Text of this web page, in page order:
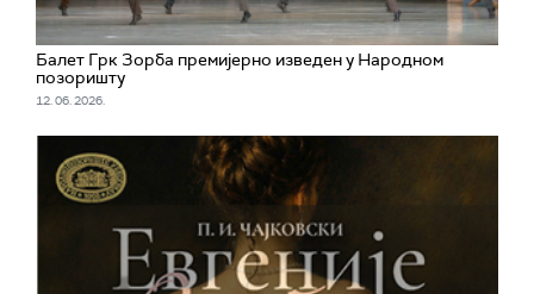
Балет Грк Зорба премијерно изведен у Народном
позоришту
12. 06. 2026.